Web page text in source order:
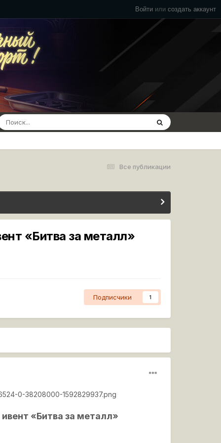
Войти или создать аккаунт
Все публикации
«Битва за металл»
Подписчики 1
0-38208000-1592829937.png
«Битва за металл»